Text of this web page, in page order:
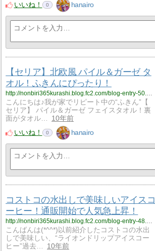
いいね！
0 hanairo
【セリア】北欧風 パイル＆ガーゼ タ
オル！ふきんにぴったり！
こんにちは♪我が家でリピート中の“ふきん”【
セリア】 パイル＆ガーゼ フェイスタオル！裏
面がタオル…
10年前
いいね！
0 hanairo
コストコの水出しで美味しいアイスコ
ーヒー！通販開始で人気急上昇！
http://nonbiri365kurashi.blog.fc2.com/blog-entry-48.html
こんばんは(*^^*)以前紹介したコストコの水出
しで美味しい、“ライオンドリップアイスコー
ヒー”過去…
10年前